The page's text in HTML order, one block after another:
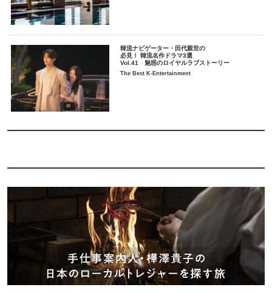
韓流ナビゲーター・田代親世の
必見！ 韓流名作ドラマ3選
Vol.41 魅惑のロイヤルラブストーリー
The Best K-Entertainment